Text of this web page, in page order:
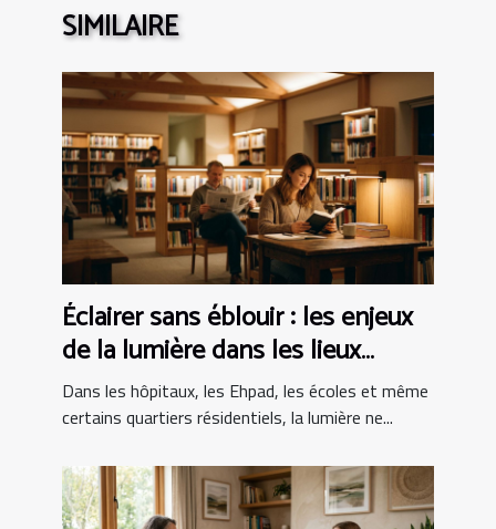
SIMILAIRE
Éclairer sans éblouir : les enjeux
de la lumière dans les lieux
sensibles
Dans les hôpitaux, les Ehpad, les écoles et même
certains quartiers résidentiels, la lumière ne...